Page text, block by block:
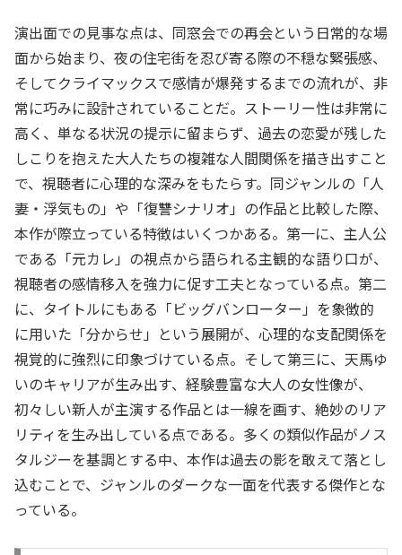
演出面での見事な点は、同窓会での再会という日常的な場
面から始まり、夜の住宅街を忍び寄る際の不穏な緊張感、
そしてクライマックスで感情が爆発するまでの流れが、非
常に巧みに設計されていることだ。ストーリー性は非常に
高く、単なる状況の提示に留まらず、過去の恋愛が残した
しこりを抱えた大人たちの複雑な人間関係を描き出すこと
で、視聴者に心理的な深みをもたらす。同ジャンルの「人
妻・浮気もの」や「復讐シナリオ」の作品と比較した際、
本作が際立っている特徴はいくつかある。第一に、主人公
である「元カレ」の視点から語られる主観的な語り口が、
視聴者の感情移入を強力に促す工夫となっている点。第二
に、タイトルにもある「ビッグバンローター」を象徴的
に用いた「分からせ」という展開が、心理的な支配関係を
視覚的に強烈に印象づけている点。そして第三に、天馬ゆ
いのキャリアが生み出す、経験豊富な大人の女性像が、
初々しい新人が主演する作品とは一線を画す、絶妙のリア
リティを生み出している点である。多くの類似作品がノス
タルジーを基調とする中、本作は過去の影を敢えて落とし
込むことで、ジャンルのダークな一面を代表する傑作とな
っている。